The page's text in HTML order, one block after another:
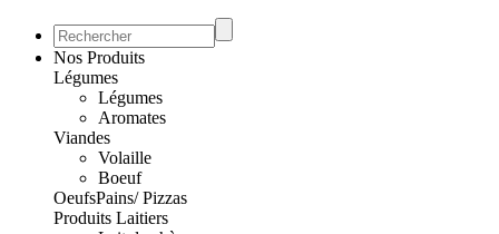
Nos Produits
Légumes
Légumes
Aromates
Viandes
Volaille
Boeuf
OeufsPains/ Pizzas
Produits Laitiers